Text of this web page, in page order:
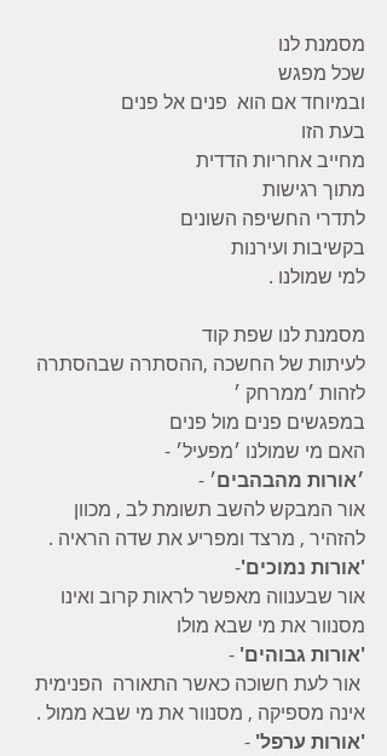
מסמנת לנו
שכל מפגש
ובמיוחד אם הוא  פנים אל פנים
בעת הזו
מחייב אחריות הדדית
מתוך רגישות
לתדרי החשיפה השונים
בקשיבות ועירנות
למי שמולנו .
מסמנת לנו שפת קוד
לעיתות של החשכה ,ההסתרה שבהסתרה
לזהות ׳ממרחק ׳
במפגשים פנים מול פנים
האם מי שמולנו ׳מפעיל׳ -
׳אורות מהבהבים׳ -
אור המבקש להשב תשומת לב , מכוון
להזהיר , מרצד ומפריע את שדה הראיה .
'אורות נמוכים'-
אור שבענווה מאפשר לראות קרוב ואינו
מסנוור את מי שבא מולו
'אורות גבוהים' -
אור לעת חשוכה כאשר התאורה  הפנימית
אינה מספיקה , מסנוור את מי שבא ממול .
'אורות ערפל' -